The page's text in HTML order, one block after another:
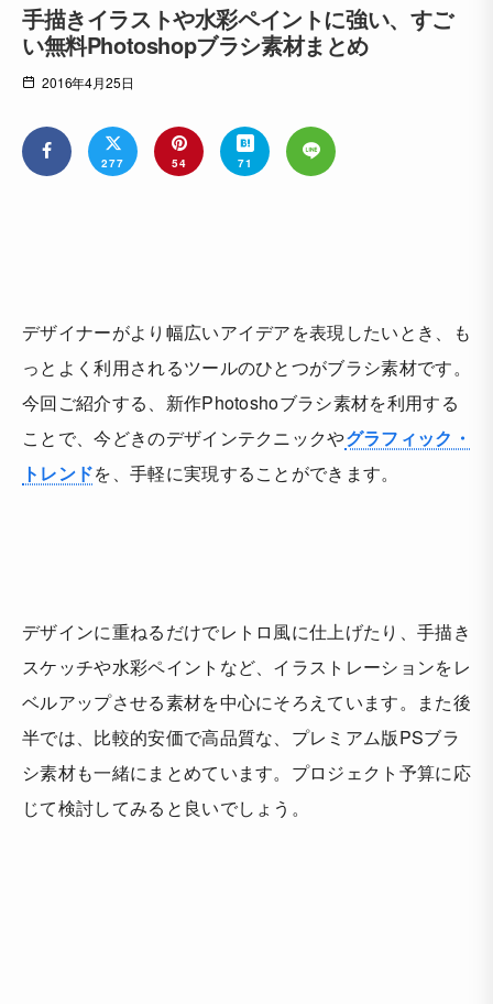
手描きイラストや水彩ペイントに強い、すご
い無料Photoshopブラシ素材まとめ
2016年4月25日
277 54 71
デザイナーがより幅広いアイデアを表現したいとき、も
っとよく利用されるツールのひとつがブラシ素材です。
今回ご紹介する、新作Photoshoブラシ素材を利用する
ことで、今どきのデザインテクニックやグラフィック・
トレンドを、手軽に実現することができます。
デザインに重ねるだけでレトロ風に仕上げたり、手描き
スケッチや水彩ペイントなど、イラストレーションをレ
ベルアップさせる素材を中心にそろえています。また後
半では、比較的安価で高品質な、プレミアム版PSブラ
シ素材も一緒にまとめています。プロジェクト予算に応
じて検討してみると良いでしょう。